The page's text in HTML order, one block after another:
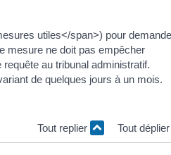
utiles</span>) pour
mesure ne doit pas empêcher
au tribunal administratif.
de quelques jours à un mois.
Tout replier Tout